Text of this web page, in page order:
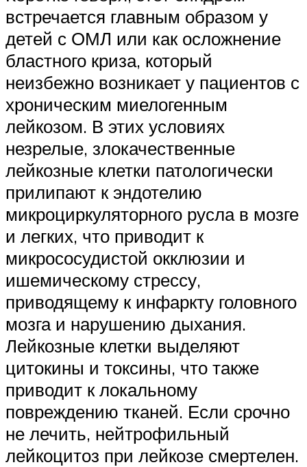
встречается главным образом у
детей с ОМЛ или как осложнение
бластного криза, который
неизбежно возникает у пациентов с
хроническим миелогенным
лейкозом. В этих условиях
незрелые, злокачественные
лейкозные клетки патологически
прилипают к эндотелию
микроциркуляторного русла в мозге
и легких, что приводит к
микрососудистой окклюзии и
ишемическому стрессу,
приводящему к инфаркту головного
мозга и нарушению дыхания.
Лейкозные клетки выделяют
цитокины и токсины, что также
приводит к локальному
повреждению тканей. Если срочно
не лечить, нейтрофильный
лейкоцитоз при лейкозе смертелен.